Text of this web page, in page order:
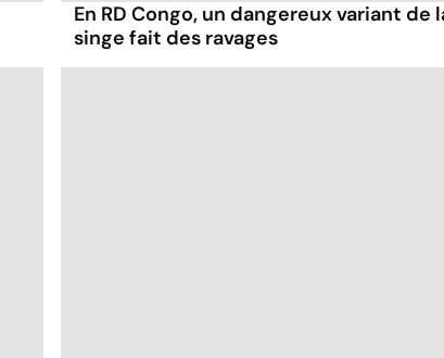
En RD Congo, un dangereux variant de
singe fait des ravages